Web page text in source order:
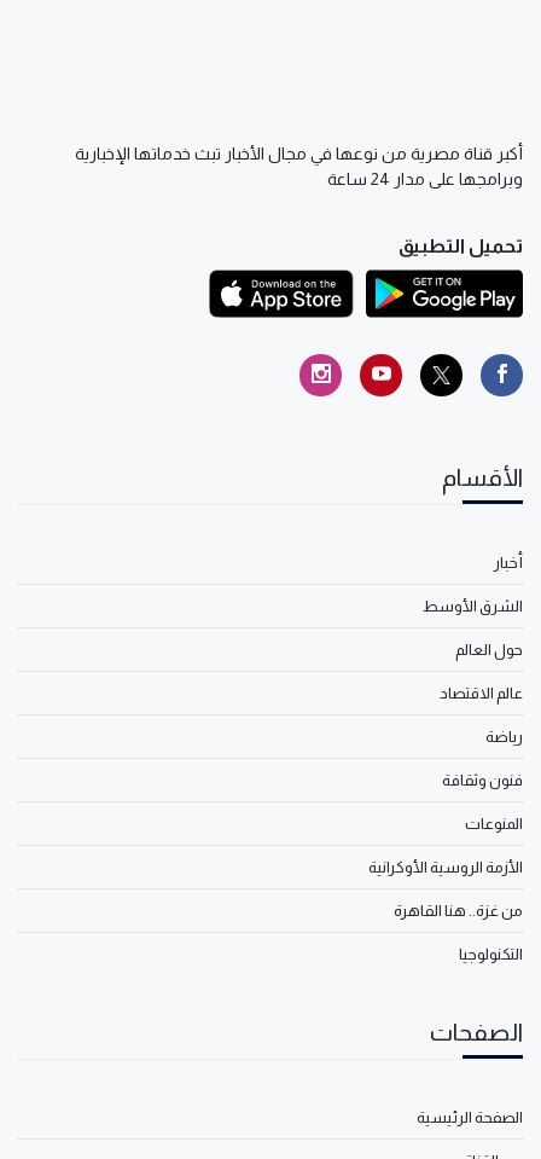
أكبر قناة مصرية من نوعها في مجال الأخبار تبث خدماتها الإخبارية
وبرامجها على مدار 24 ساعة
تحميل التطبيق
الأقسام
أخبار
الشرق الأوسط
حول العالم
عالم الاقتصاد
رياضة
فنون وثقافة
المنوعات
الأزمة الروسية الأوكرانية
من غزة.. هنا القاهرة
التكنولوجيا
الصفحات
الصفحة الرئيسية